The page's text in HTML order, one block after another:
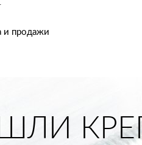
и продажи